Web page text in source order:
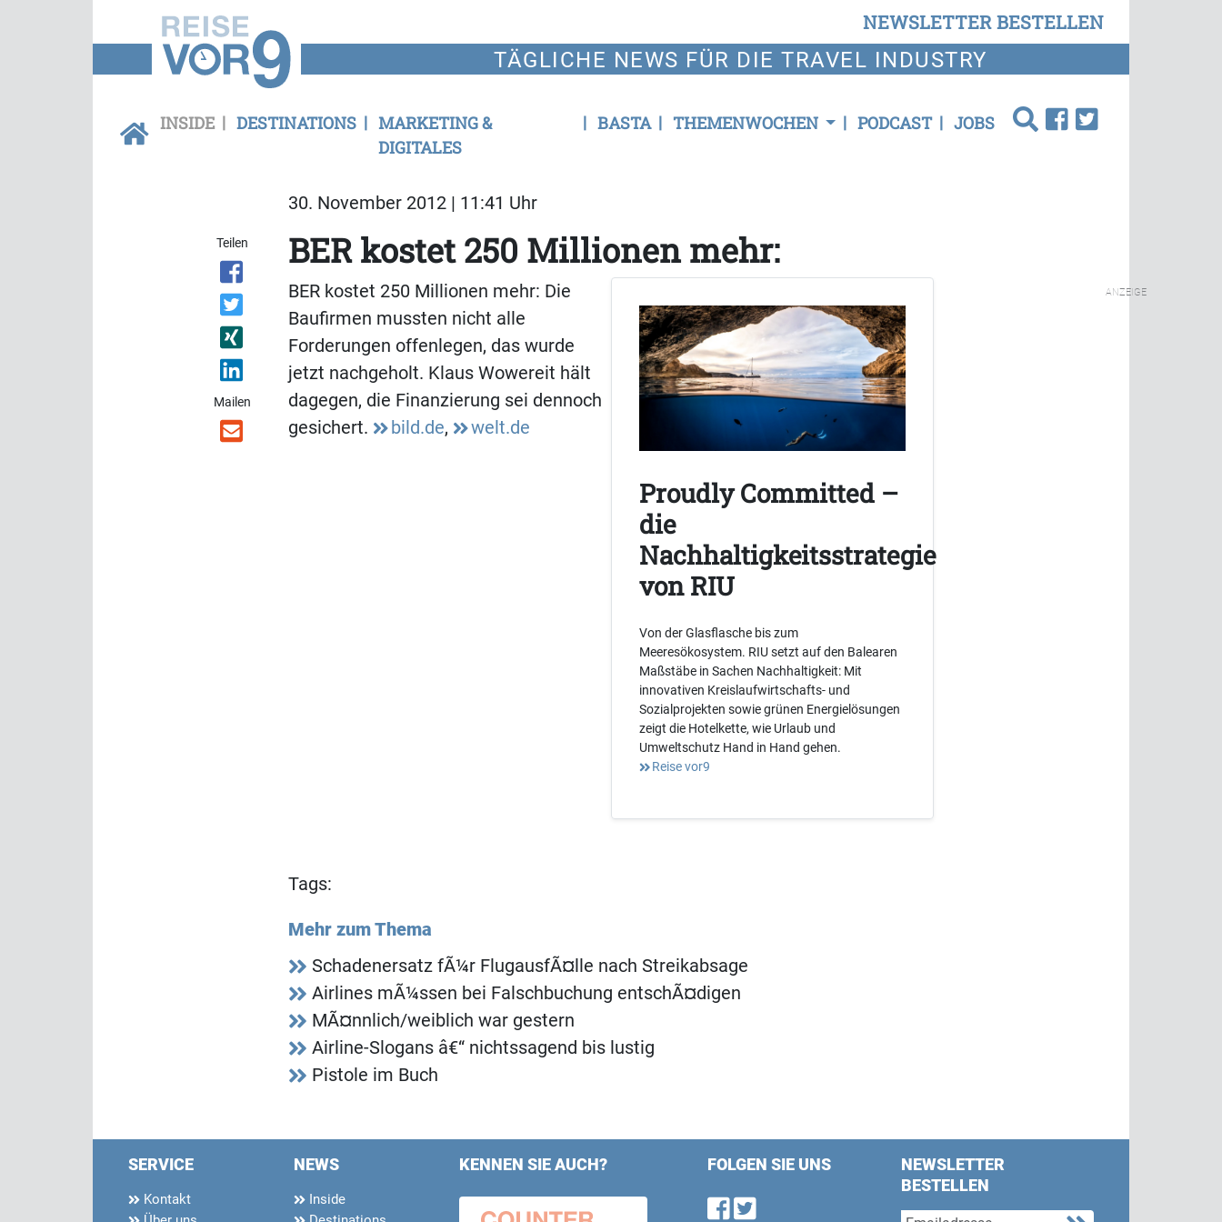
NEWSLETTER BESTELLEN
TÄGLICHE NEWS FÜR DIE TRAVEL INDUSTRY
INSIDE DESTINATIONS
MARKETING &
DIGITALES
BASTA THEMENWOCHEN PODCAST JOBS
30. November 2012 | 11:41 Uhr
Teilen
Mailen
BER kostet 250 Millionen mehr:
ANZEIGE
Proudly Committed –
die
Nachhaltigkeitsstrategie
von RIU
Von der Glasflasche bis zum
Meeresökosystem. RIU setzt auf den Balearen
Maßstäbe in Sachen Nachhaltigkeit: Mit
innovativen Kreislaufwirtschafts- und
Sozialprojekten sowie grünen Energielösungen
zeigt die Hotelkette, wie Urlaub und
Umweltschutz Hand in Hand gehen.
Reise vor9
BER kostet 250 Millionen mehr: Die
Baufirmen mussten nicht alle
Forderungen offenlegen, das wurde
jetzt nachgeholt. Klaus Wowereit hält
dagegen, die Finanzierung sei dennoch
gesichert.
bild.de, welt.de
Tags:
Mehr zum Thema
Schadenersatz fÃ¼r FlugausfÃ¤lle nach Streikabsage
Airlines mÃ¼ssen bei Falschbuchung entschÃ¤digen
MÃ¤nnlich/weiblich war gestern
Airline-Slogans â€“ nichtssagend bis lustig
Pistole im Buch
SERVICE
Kontakt
NEWS
Inside
KENNEN SIE AUCH? FOLGEN SIE UNS
Find us on Facebook
Follow us on Twitter
NEWSLETTER
BESTELLEN